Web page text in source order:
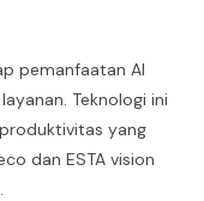
pemanfaatan AI
Teknologi ini
yang
dan ESTA vision